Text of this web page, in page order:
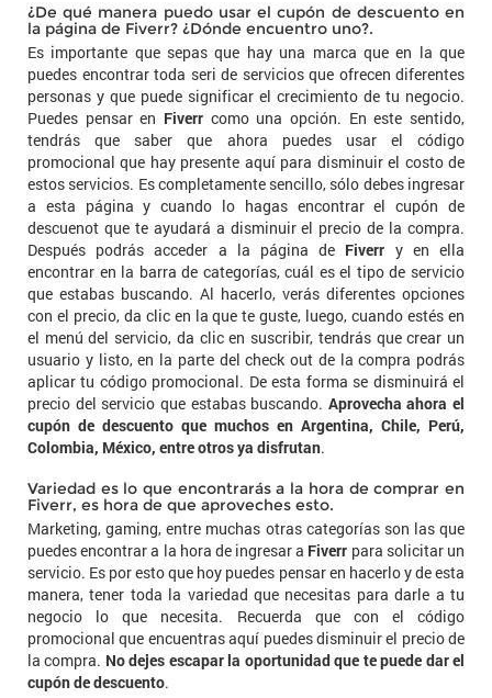
¿De qué manera puedo usar el cupón de descuento en
la página de Fiverr? ¿Dónde encuentro uno?.
Es importante que sepas que hay una marca que en la que
puedes encontrar toda seri de servicios que ofrecen diferentes
personas y que puede significar el crecimiento de tu negocio.
Puedes pensar en Fiverr como una opción. En este sentido,
tendrás que saber que ahora puedes usar el código
promocional que hay presente aquí para disminuir el costo de
estos servicios. Es completamente sencillo, sólo debes ingresar
a esta página y cuando lo hagas encontrar el cupón de
descuenot que te ayudará a disminuir el precio de la compra.
Después podrás acceder a la página de Fiverr y en ella
encontrar en la barra de categorías, cuál es el tipo de servicio
que estabas buscando. Al hacerlo, verás diferentes opciones
con el precio, da clic en la que te guste, luego, cuando estés en
el menú del servicio, da clic en suscribir, tendrás que crear un
usuario y listo, en la parte del check out de la compra podrás
aplicar tu código promocional. De esta forma se disminuirá el
precio del servicio que estabas buscando. Aprovecha ahora el
cupón de descuento que muchos en Argentina, Chile, Perú,
Colombia, México, entre otros ya disfrutan.
Variedad es lo que encontrarás a la hora de comprar en
Fiverr, es hora de que aproveches esto.
Marketing, gaming, entre muchas otras categorías son las que
puedes encontrar a la hora de ingresar a Fiverr para solicitar un
servicio. Es por esto que hoy puedes pensar en hacerlo y de esta
manera, tener toda la variedad que necesitas para darle a tu
negocio lo que necesita. Recuerda que con el código
promocional que encuentras aquí puedes disminuir el precio de
la compra. No dejes escapar la oportunidad que te puede dar el
cupón de descuento.